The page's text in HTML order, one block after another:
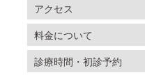
アクセス
料金について
診療時間・初診予約